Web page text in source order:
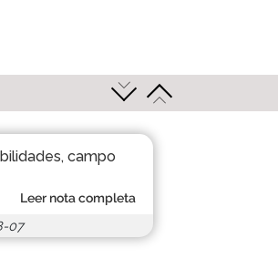
campo
Leer nota completa
07